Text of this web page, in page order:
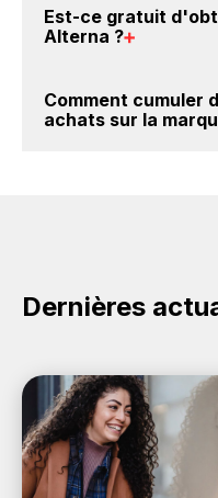
crédités sur votre
compte de vos
Est-ce gratuit
Alterna ?
compte gratuitement
cashback sur vos
Comment cumuler
achats sur la
achat sur le site
Dernières